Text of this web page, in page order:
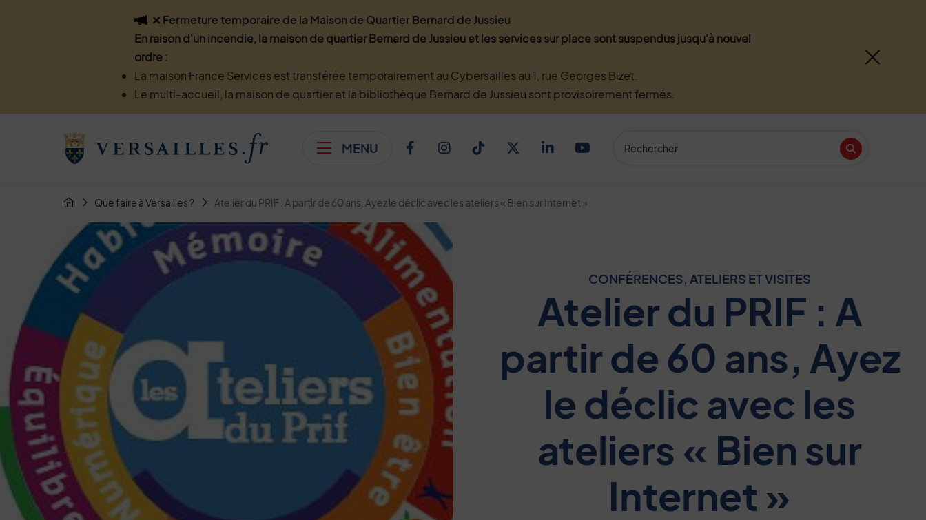
Flash info
❌ Fermeture temporaire de la Maison de Quartier Bernard de Jussieu
En raison d'un incendie, la maison de quartier Bernard de Jussieu et les services sur place sont suspendus jusqu'à nouvel
ordre :
La maison France Services est transférée temporairement au Cybersailles au 1, rue Georges Bizet.
Le multi-accueil, la maison de quartier et la bibliothèque Bernard de Jussieu sont provisoirement fermés.
Retour à l'accueil Afficher le menu
MENU
Facebook
Instagram
TikTokTwitter
LinkedinYoutube
Recherche
Fil d'Arianne de la page
Page d'accueil du site
Que faire à Versailles ? Atelier du PRIF : A partir de 60 ans, Ayez le déclic avec les ateliers « Bien sur Internet »
Image d'illustration de Atelier du PRIF : A partir de 60 ans, Ayez le déclic avec les ateliers « Bien sur Internet »
CONFÉRENCES, ATELIERS ET VISITES
Atelier du PRIF : A
partir de 60 ans, Ayez
le déclic avec les
ateliers « Bien sur
Internet »